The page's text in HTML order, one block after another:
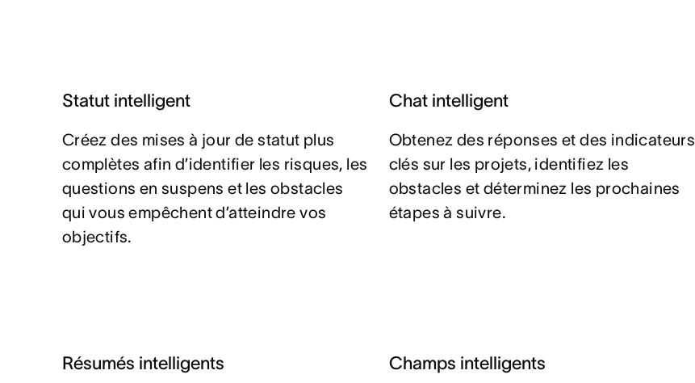
Statut intelligent
Créez des mises à jour de statut plus
complètes afin d’identifier les risques, les
questions en suspens et les obstacles
qui vous empêchent d’atteindre vos
objectifs.
Chat intelligent
Obtenez des réponses et des indicateurs
clés sur les projets, identifiez les
obstacles et déterminez les prochaines
étapes à suivre.
Résumés intelligents Champs intelligents